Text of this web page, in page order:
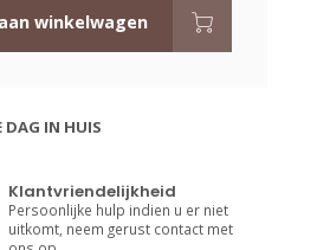
winkelwagen
DAG IN HUIS
Klantvriendelijkheid
Persoonlijke hulp indien u er niet
uitkomt, neem gerust contact met